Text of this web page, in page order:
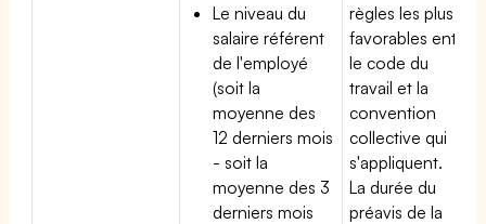
Le niveau du
salaire référent
de l'employé
(soit la
moyenne des
12 derniers mois
- soit la
moyenne des 3
derniers mois
règles les plus
favorables entre
le code du
travail et la
convention
collective qui
s'appliquent.
La durée du
préavis de la